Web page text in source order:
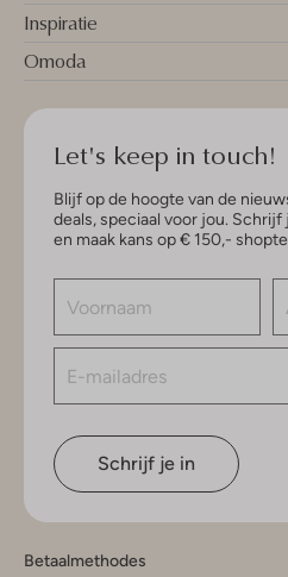
Inspiratie
Omoda
Let's keep in touch!
Blijf op de hoogte van de
deals, speciaal voor jou.
en maak kans op € 150,-
Schrijf je in
Betaalmethodes